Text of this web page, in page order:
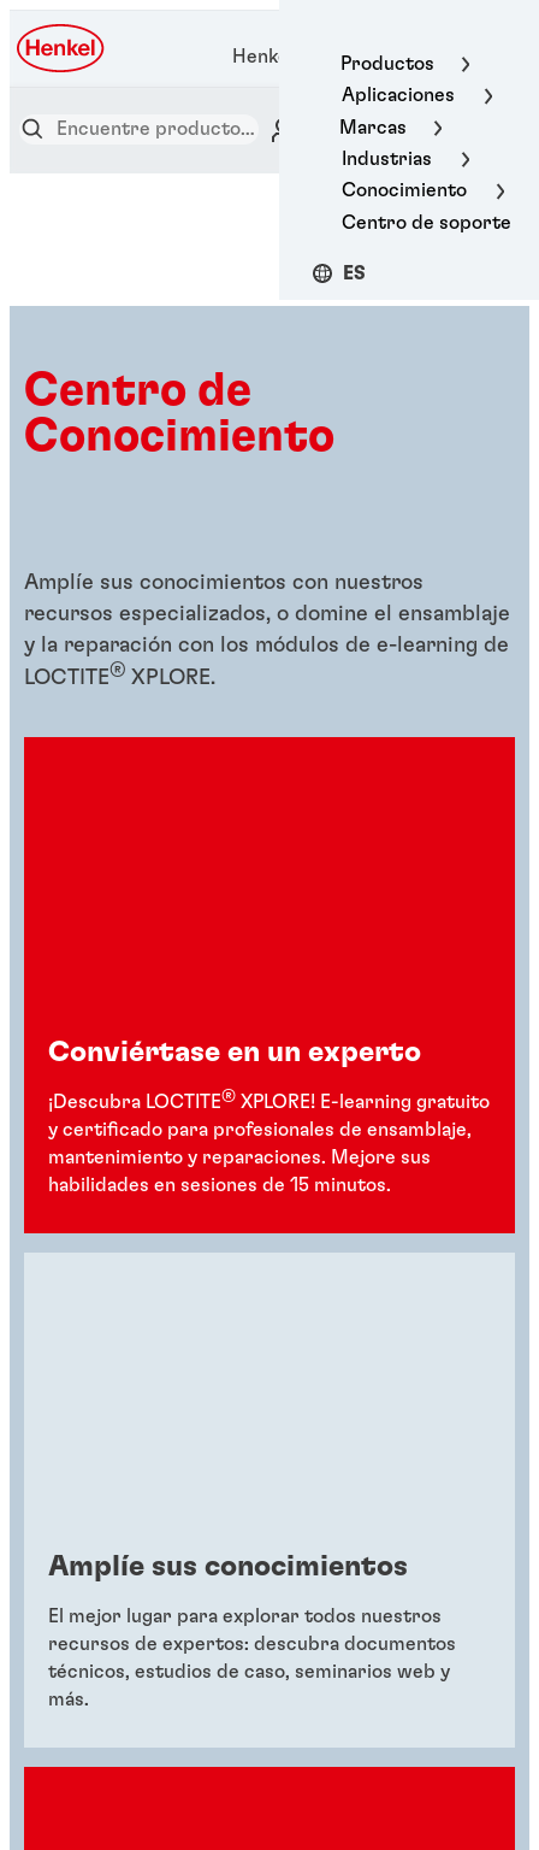
Productos
Aplicaciones
Marcas
Industrias
Conocimiento
Centro de soporte
ES
Henkel Adhesive Technologies
Centro de
Conocimiento
Amplíe sus conocimientos con nuestros
recursos especializados, o domine el ensamblaje
y la reparación con los módulos de e-learning de
LOCTITE® XPLORE.
Conviértase en un experto
¡Descubra LOCTITE® XPLORE! E-learning gratuito
y certificado para profesionales de ensamblaje,
mantenimiento y reparaciones. Mejore sus
habilidades en sesiones de 15 minutos.
Amplíe sus conocimientos
El mejor lugar para explorar todos nuestros
recursos de expertos: descubra documentos
técnicos, estudios de caso, seminarios web y
más.